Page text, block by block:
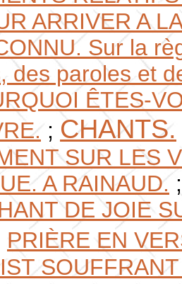
ARRIVER A
Sur la
des paroles et
ÊTES-
; CHANTS.
SUR LES
A RAINAUD.
DE JOIE
PRIÈRE EN